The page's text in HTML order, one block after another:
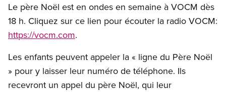
Le père Noël est en ondes en semaine à VOCM dès
18 h. Cliquez sur ce lien pour écouter la radio VOCM:
https://vocm.com.
Les enfants peuvent appeler la « ligne du Père Noël
» pour y laisser leur numéro de téléphone. Ils
recevront un appel du père Noël, qui leur